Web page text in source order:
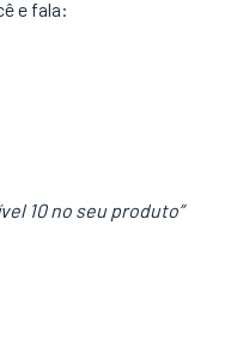
e fala:
10 no seu produto”